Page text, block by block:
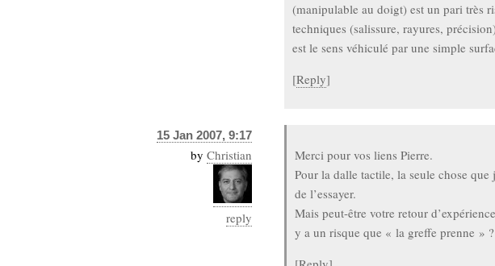
(manipulable au doigt) est un pari très
techniques (salissure, rayures,
est le sens véhiculé par une simple
[Reply]
15 Jan 2007, 9:17
by Christian
reply
Merci pour vos liens Pierre.
Pour la dalle tactile, la seule chose
de l’essayer.
Mais peut-être votre retour
y a un risque que « la greffe prenne »